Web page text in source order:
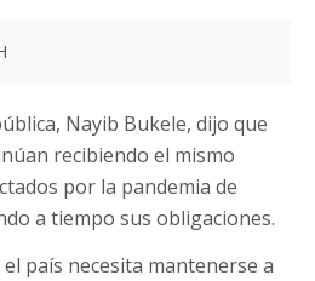
Nayib Bukele, dijo que
recibiendo el mismo
por la pandemia de
a tiempo sus obligaciones.
país necesita mantenerse a